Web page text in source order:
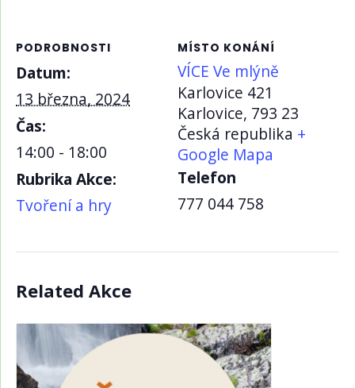
PODROBNOSTI
Datum:
13 března, 2024
Čas:
14:00 - 18:00
Rubrika Akce:
Tvoření a hry
MÍSTO KONÁNÍ
VÍCE Ve mlýně
Karlovice 421
Karlovice, 793 23
Česká republika +
Google Mapa
Telefon
777 044 758
Related Akce